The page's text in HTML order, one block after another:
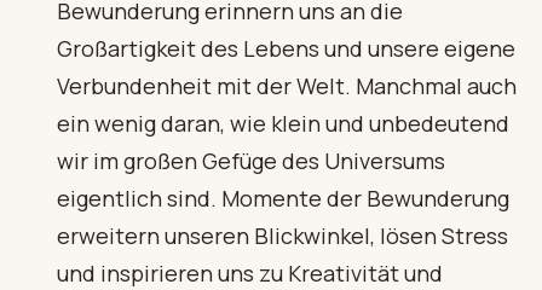
Bewunderung erinnern uns an die
Großartigkeit des Lebens und unsere eigene
Verbundenheit mit der Welt. Manchmal auch
ein wenig daran, wie klein und unbedeutend
wir im großen Gefüge des Universums
eigentlich sind. Momente der Bewunderung
erweitern unseren Blickwinkel, lösen Stress
und inspirieren uns zu Kreativität und